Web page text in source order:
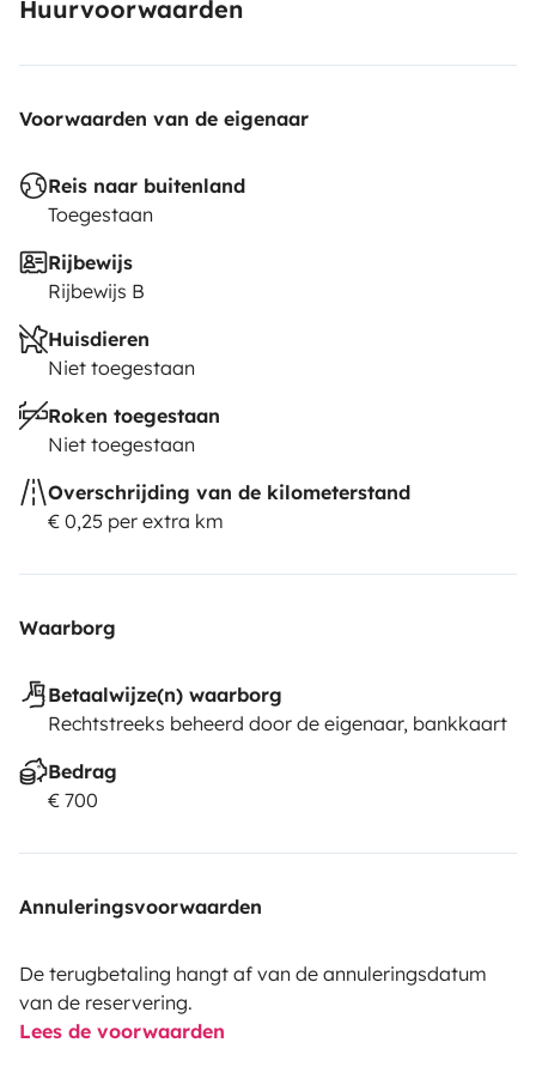
Huurvoorwaarden
Voorwaarden van de eigenaar
Reis naar buitenland
Toegestaan
Rijbewijs
Rijbewijs B
Huisdieren
Niet toegestaan
Roken toegestaan
Niet toegestaan
Overschrijding van de kilometerstand
€ 0,25 per extra km
Waarborg
Betaalwijze(n) waarborg
Rechtstreeks beheerd door de eigenaar, bankkaart
Bedrag
€ 700
Annuleringsvoorwaarden
De terugbetaling hangt af van de annuleringsdatum
van de reservering.
Lees de voorwaarden